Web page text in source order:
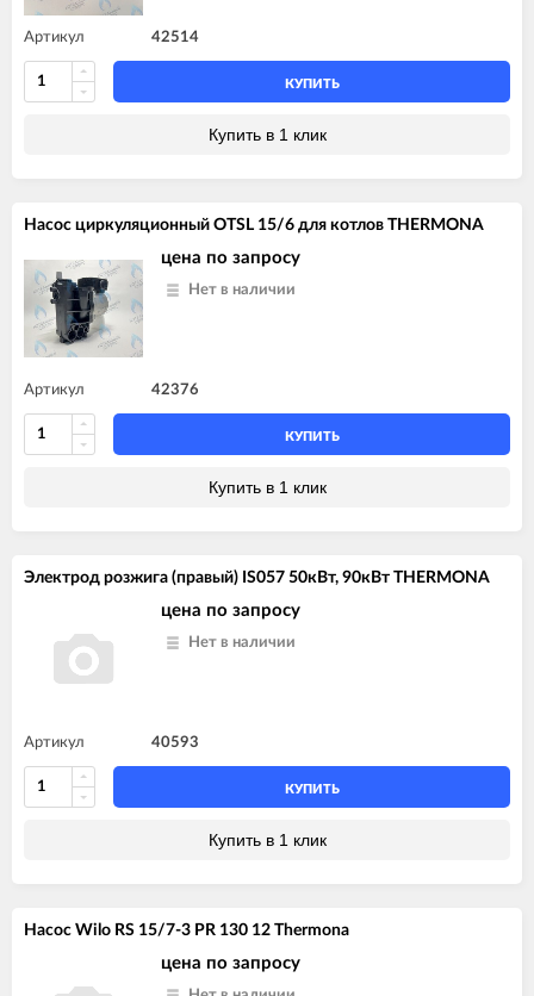
Артикул 42514
КУПИТЬ
Купить в 1 клик
Насос циркуляционный OTSL 15/6 для котлов THERMONA
цена по запросу
Нет в наличии
Артикул 42376
КУПИТЬ
Купить в 1 клик
Электрод розжига (правый) IS057 50кВт, 90кВт THERMONA
цена по запросу
Нет в наличии
Артикул 40593
КУПИТЬ
Купить в 1 клик
Насос Wilo RS 15/7-3 PR 130 12 Thermona
цена по запросу